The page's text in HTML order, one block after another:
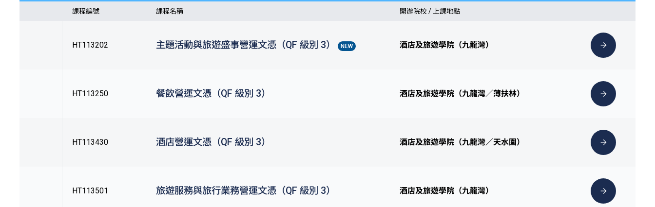
課程編號 課程名稱 開辦院校 / 上課地點
HT113202 主題活動與旅遊盛事營運文憑（QF 級別 3） NEW 酒店及旅遊學院（九龍灣）
HT113250 餐飲營運文憑（QF 級別 3） 酒店及旅遊學院（九龍灣／薄扶林）
HT113430 酒店營運文憑（QF 級別 3） 酒店及旅遊學院（九龍灣／天水圍）
HT113501 旅遊服務與旅行業務營運文憑（QF 級別 3） 酒店及旅遊學院（九龍灣）